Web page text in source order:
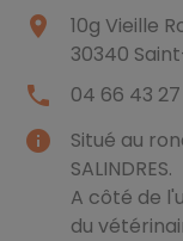
place
10g Vieille
30340
local_phone 04 66 43
info
Situé au
SALINDRES.
A côté de
du